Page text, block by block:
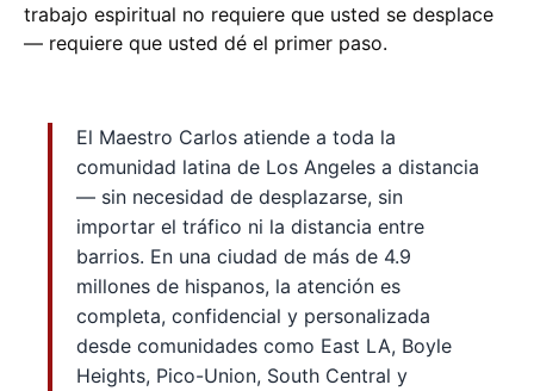
trabajo espiritual no requiere que usted se desplace
— requiere que usted dé el primer paso.
El Maestro Carlos atiende a toda la
comunidad latina de Los Angeles a distancia
— sin necesidad de desplazarse, sin
importar el tráfico ni la distancia entre
barrios. En una ciudad de más de 4.9
millones de hispanos, la atención es
completa, confidencial y personalizada
desde comunidades como East LA, Boyle
Heights, Pico-Union, South Central y